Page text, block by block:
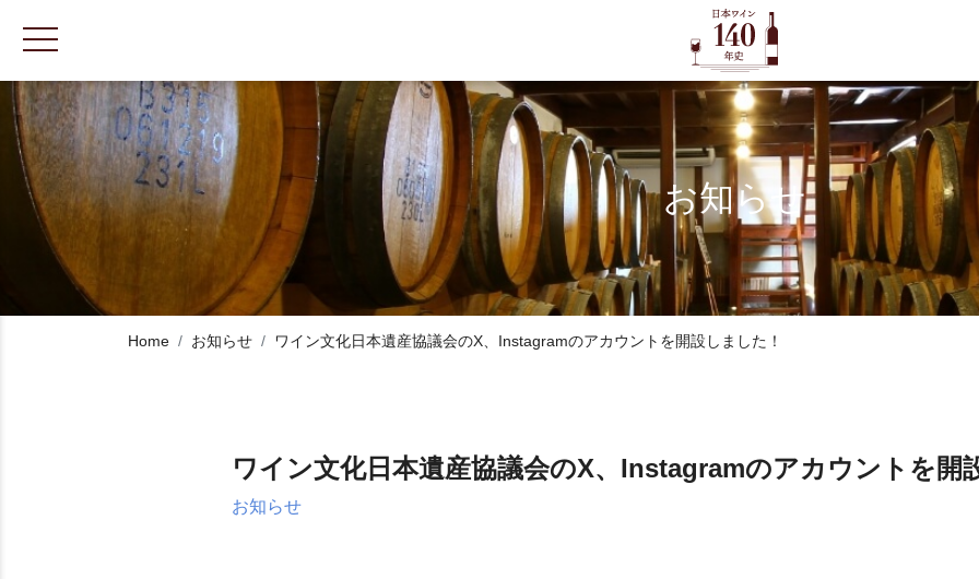
toggle navigation
お知らせ
Home お知らせ ワイン文化日本遺産協議会のX、Instagramのアカウントを開設しました！
ワイン文化日本遺産協議会のX、Instagramのアカウントを開
お知らせ